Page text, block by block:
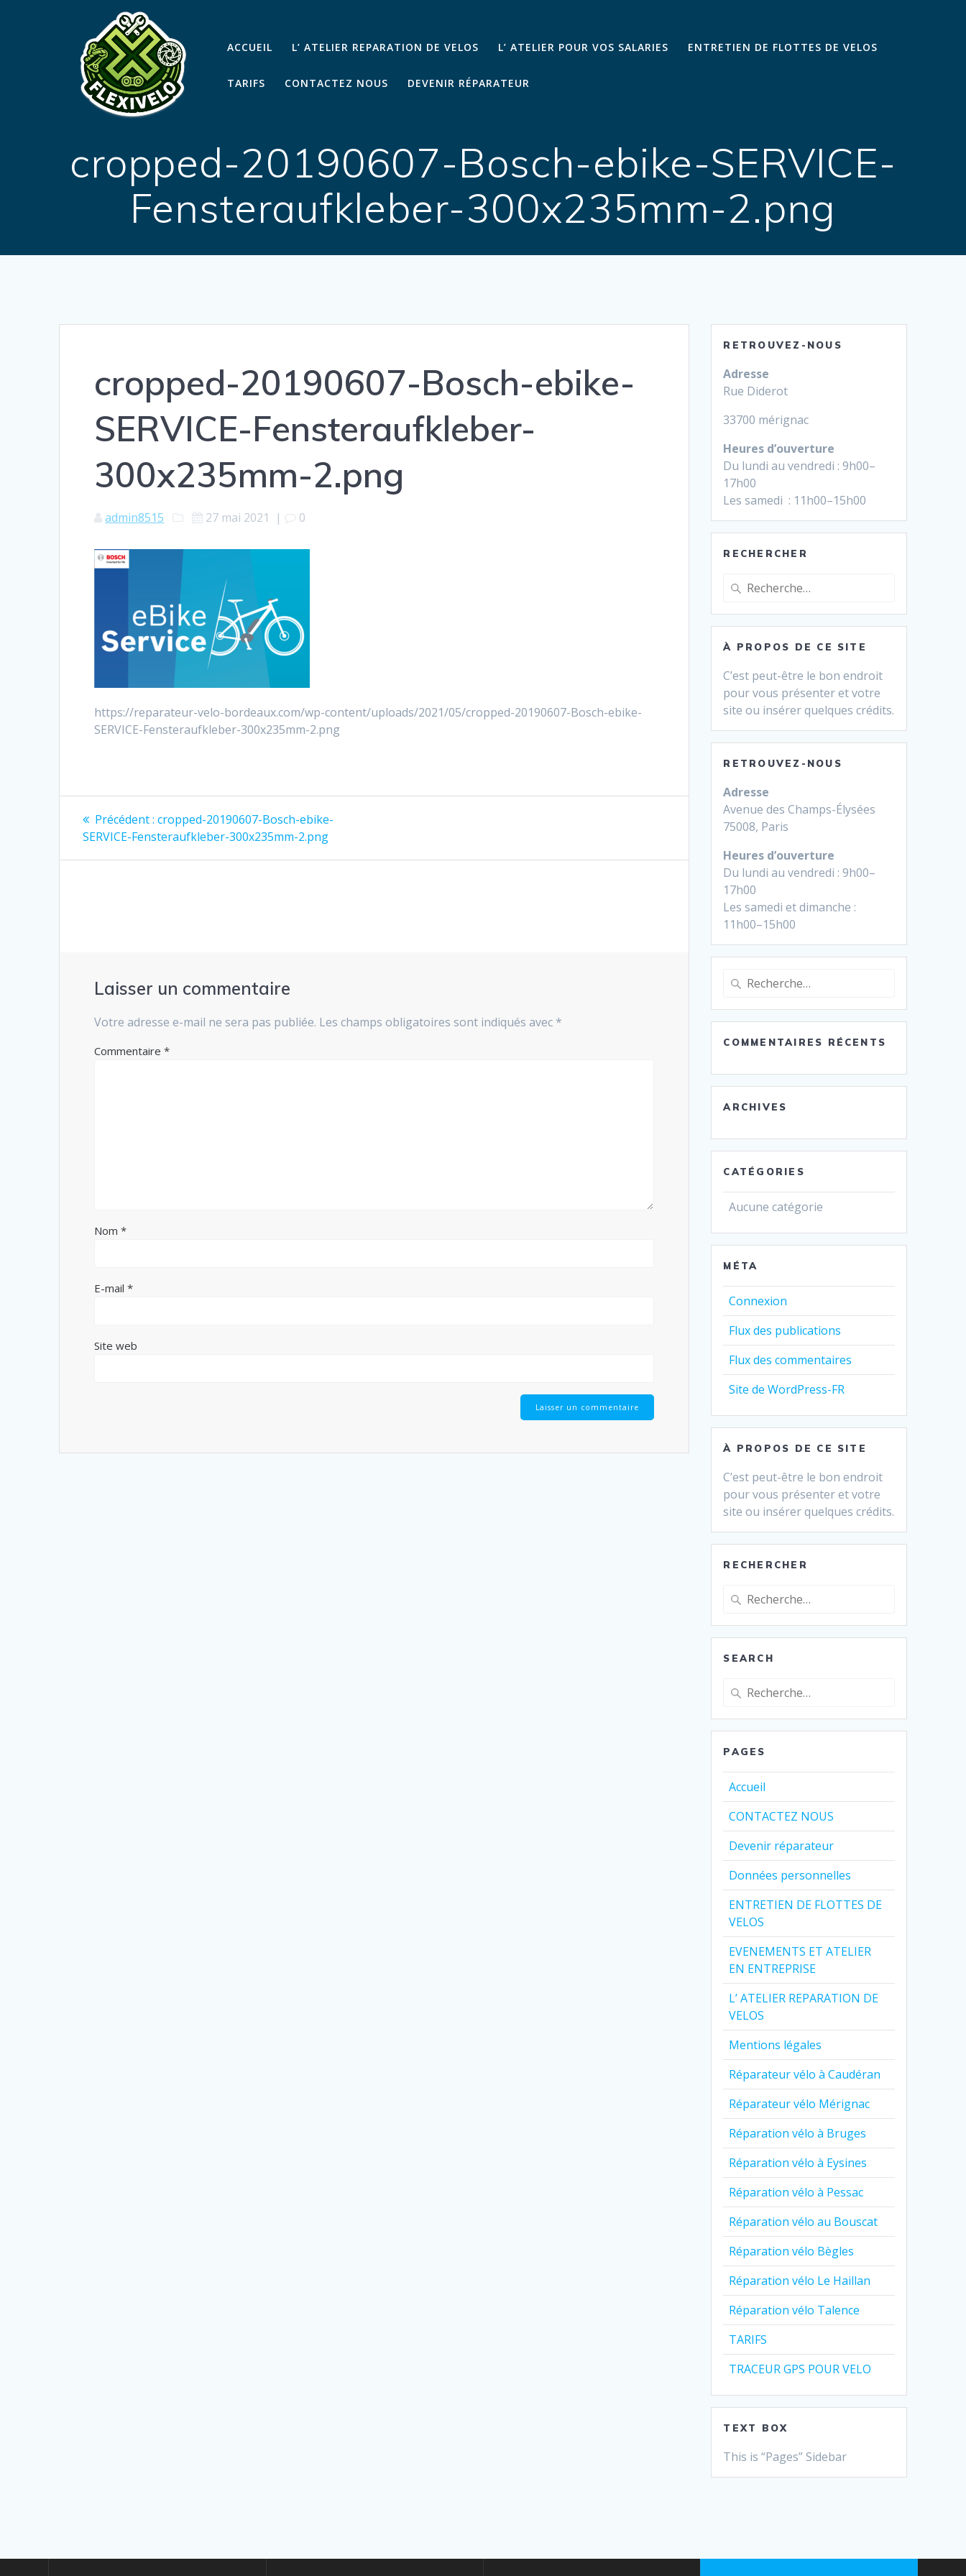
ACCUEIL L’ ATELIER REPARATION DE VELOS L’ ATELIER POUR VOS SALARIES ENTRETIEN DE FLOTTES DE VELOS
TARIFS CONTACTEZ NOUS DEVENIR RÉPARATEUR
cropped-20190607-Bosch-ebike-SERVICE-
Fensteraufkleber-300x235mm-2.png
cropped-20190607-Bosch-ebike-
SERVICE-Fensteraufkleber-
300x235mm-2.png
admin8515 27 mai 2021 | 0
https://reparateur-velo-bordeaux.com/wp-content/uploads/2021/05/cropped-20190607-Bosch-ebike-
SERVICE-Fensteraufkleber-300x235mm-2.png
Navigation
de
Précédent : Article
précédent
cropped-20190607-Bosch-ebike-
SERVICE-Fensteraufkleber-300x235mm-2.png
Laisser un commentaire
Votre adresse e-mail ne sera pas publiée. Les champs obligatoires sont indiqués avec *
Commentaire*
Nom*
E-mail*
Site web
RETROUVEZ-NOUS
Adresse
Rue Diderot
33700 mérignac
Heures d’ouverture
Du lundi au vendredi : 9h00–
17h00
Les samedi : 11h00–15h00
RECHERCHER
Recherche
pour
:
À PROPOS DE CE SITE
C’est peut-être le bon endroit
pour vous présenter et votre
site ou insérer quelques crédits.
RETROUVEZ-NOUS
Adresse
Avenue des Champs-Élysées
75008, Paris
Heures d’ouverture
Du lundi au vendredi : 9h00–
17h00
Les samedi et dimanche :
11h00–15h00
Recherche
pour
:
COMMENTAIRES RÉCENTS
ARCHIVES
CATÉGORIES
Aucune catégorie
MÉTA
Connexion
Flux des publications
Flux des commentaires
Site de WordPress-FR
À PROPOS DE CE SITE
C’est peut-être le bon endroit
pour vous présenter et votre
site ou insérer quelques crédits.
RECHERCHER
Recherche
pour
:
SEARCH
Recherche
pour
:
PAGES
Accueil
CONTACTEZ NOUS
Devenir réparateur
Données personnelles
ENTRETIEN DE FLOTTES DE
VELOS
EVENEMENTS ET ATELIER
EN ENTREPRISE
L’ ATELIER REPARATION DE
VELOS
Mentions légales
Réparateur vélo à Caudéran
Réparateur vélo Mérignac
Réparation vélo à Bruges
Réparation vélo à Eysines
Réparation vélo à Pessac
Réparation vélo au Bouscat
Réparation vélo Bègles
Réparation vélo Le Haillan
Réparation vélo Talence
TARIFS
TRACEUR GPS POUR VELO
TEXT BOX
This is “Pages” Sidebar